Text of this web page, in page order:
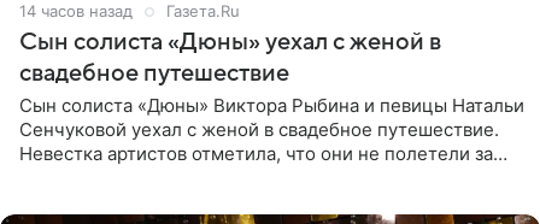
14 часов назад Газета.Ru
Сын солиста «Дюны» уехал с женой в
свадебное путешествие
Сын солиста «Дюны» Виктора Рыбина и певицы Натальи
Сенчуковой уехал с женой в свадебное путешествие.
Невестка артистов отметила, что они не полетели за